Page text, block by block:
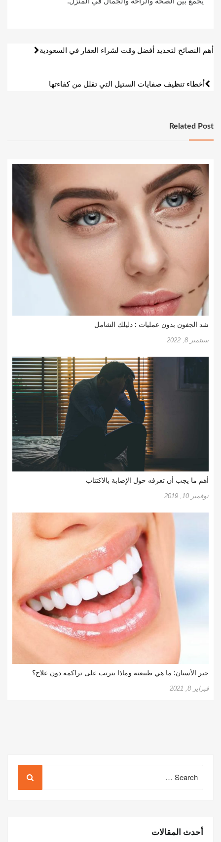
تصفّح
أهم النصائح لتحديد أفضل وقت لشراء العقار في السعودية
أخطاء تنظيف صفايات الستيل التي تقلل من كفاءتها
Related Post
شد الجفون بدون عمليات : دليلك الشامل
سبتمبر 8, 2022
أهم ما يجب أن تعرفه حول الإصابة بالاكتئاب
نوفمبر 10, 2019
جير الأسنان: ما هي طبيعته وماذا يترتب على تراكمه دون علاج؟
فبراير 8, 2021
for:
أحدث المقالات